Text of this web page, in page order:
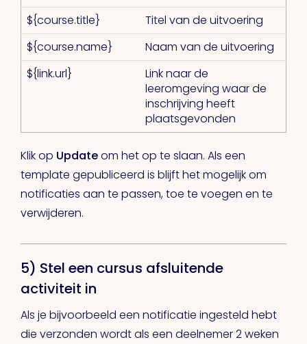
${course.title}
Titel van de uitvoering
${course.name}
Naam van de uitvoering
${link.url}
Link naar de
leeromgeving waar de
inschrijving heeft
plaatsgevonden
Klik op Updateom het op te slaan. Als een
template gepubliceerd is blijft het mogelijk om
notificaties aan te passen, toe te voegen en te
verwijderen.
5) Stel een cursus afsluitende
activiteit in
Als je bijvoorbeeld een notificatie ingesteld hebt
die verzonden wordt als een deelnemer 2 weken